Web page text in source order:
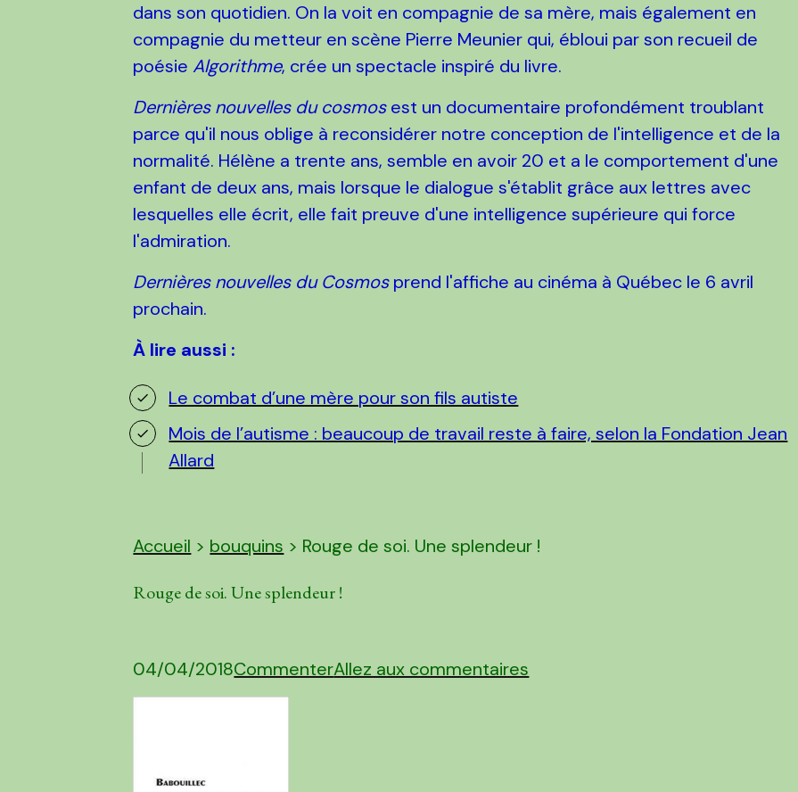
dans son quotidien. On la voit en compagnie de sa mère, mais également en
compagnie du metteur en scène Pierre Meunier qui, ébloui par son recueil de
poésieAlgorithme, crée un spectacle inspiré du livre.
Dernières nouvelles du cosmosest un documentaire profondément troublant
parce qu'il nous oblige à reconsidérer notre conception de l'intelligence et de la
normalité. Hélène a trente ans, semble en avoir 20 et a le comportement d'une
enfant de deux ans, mais lorsque le dialogue s'établit grâce aux lettres avec
lesquelles elle écrit, elle fait preuve d'une intelligence supérieure qui force
l'admiration.
Dernières nouvelles du Cosmosprend l'affiche au cinéma à Québec le 6 avril
prochain.
À lire aussi :
Le combat d’une mère pour son fils autiste
Mois de l’autisme : beaucoup de travail reste à faire, selon la Fondation Jean
Allard
Accueil > bouquins > Rouge de soi. Une splendeur !
Rouge de soi. Une splendeur !
04/04/2018CommenterAllez aux commentaires